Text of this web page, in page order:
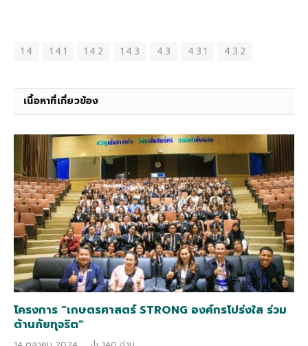
1.4 1.4.1 1.4.2 1.4.3 4.3 4.3.1 4.3.2
เนื้อหาที่เกี่ยวข้อง
โครงการ “เกษตรศาสตร์ STRONG องค์กรโปร่งใส ร่วม
ต้านภัยทุจริต”